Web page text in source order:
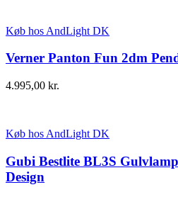
Køb hos AndLight DK
Verner Panton Fun 2dm
4.995,00 kr.
Køb hos AndLight DK
Gubi Bestlite BL3S
Design